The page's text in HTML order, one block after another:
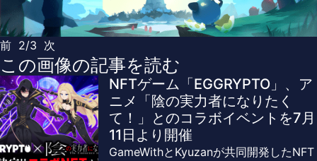
前 2/3 次
この画像の記事を読む
NFTゲーム「EGGRYPTO」、ア
ニメ「陰の実力者になりたく
て！」とのコラボイベントを7月
11日より開催
GameWithとKyuzanが共同開発したNFT